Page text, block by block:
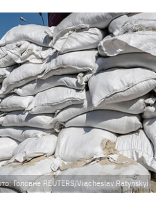
Головне REUTERS/Viacheslav Ratynskyi